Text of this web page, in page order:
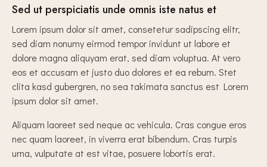
Sed ut perspiciatis unde omnis iste natus et
Lorem ipsum dolor sit amet, consetetur sadipscing elitr,
sed diam nonumy eirmod tempor invidunt ut labore et
dolore magna aliquyam erat, sed diam voluptua. At vero
eos et accusam et justo duo dolores et ea rebum. Stet
clita kasd gubergren, no sea takimata sanctus est Lorem
ipsum dolor sit amet.
Aliquam laoreet sed neque ac vehicula. Cras congue eros
nec quam laoreet, in viverra erat bibendum. Cras turpis
urna, vulputate at est vitae, posuere lobortis erat.